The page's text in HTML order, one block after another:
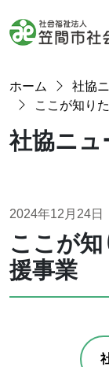
ホーム
社協
ここが知り
社協ニュ
2024年12月24日
ここが
援事業